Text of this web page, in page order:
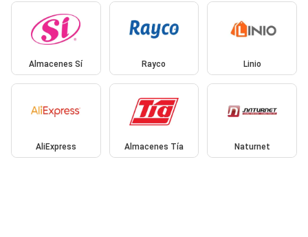
Almacenes Sí Rayco Linio
AliExpress Almacenes Tía Naturnet